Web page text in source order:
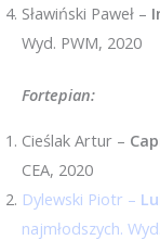
Sławiński Paweł –
Wyd. PWM, 2020
Fortepian:
Cieślak Artur –
CEA, 2020
Dylewski Piotr –
najmłodszych.